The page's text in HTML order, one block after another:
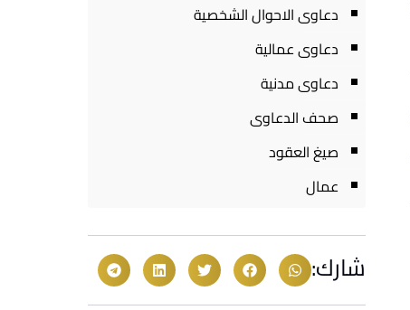
دعاوى الاحوال الشخصية
دعاوى عمالية
دعاوى مدنية
صحف الدعاوى
صيغ العقود
عمال
شارك: